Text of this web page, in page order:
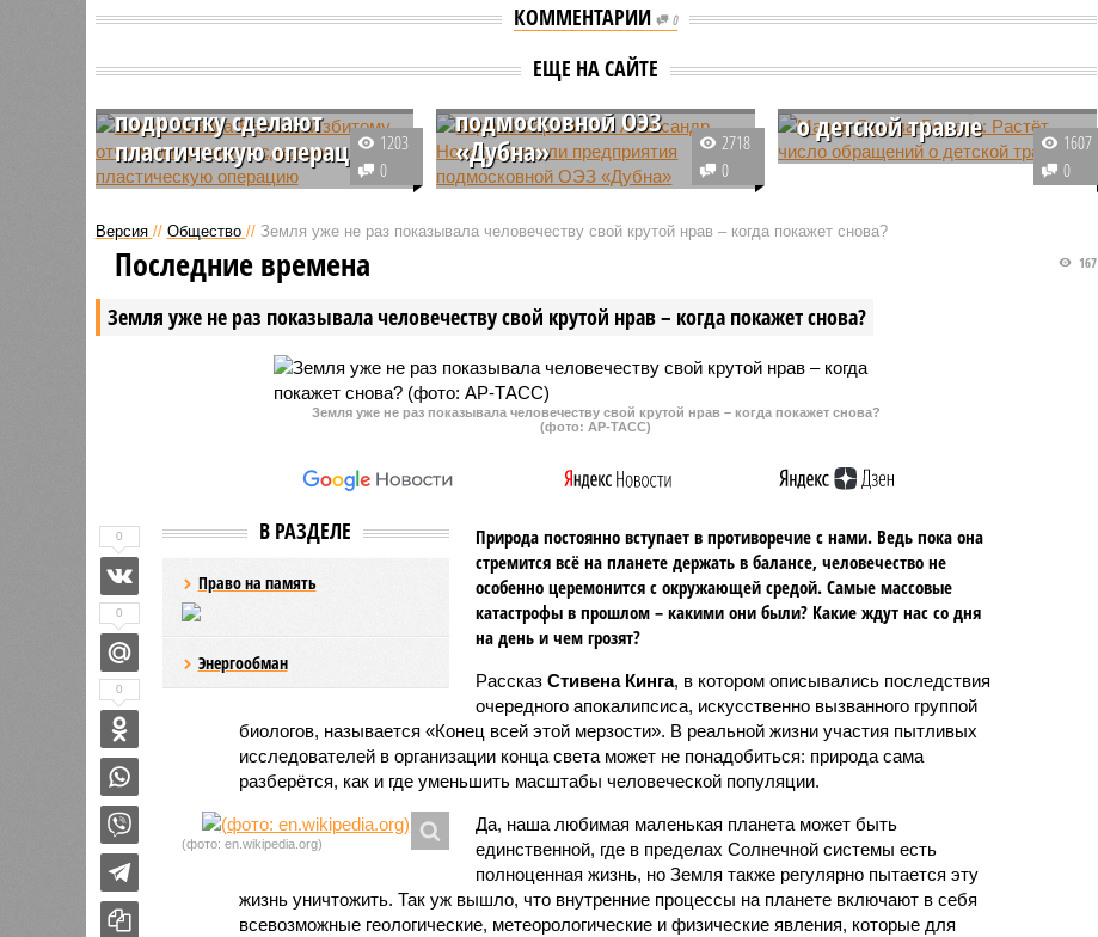
КОММЕНТАРИИ 0
ЕЩЕ НА САЙТЕ
Мария Львова-Белова:
подростку сделают
пластическую операцию
Уполномоченный по правам
Белова сообщила, что 12-
летнему мальчику из
Кемеровской области, которого
изуродовал отчим, сделают
1203
0
Андрей Воробьев и
Александр Новак
посетили предприятия
подмосковной ОЭЗ
«Дубна»
В рамках II Международного
зон, прошедшего в Дубне,
РФ Александр Новак лично
2718
0
Мария Львова-Белова:
о детской травле
Уполномоченная по правам
ребёнка в России Мария Львова-
году в аппарат поступило свыше
240 сообщений о случаях травли
1607
0
Версия // Общество // Земля уже не раз показывала человечеству свой крутой нрав – когда покажет снова?
Земля уже не раз показывала человечеству свой крутой нрав – когда покажет снова?
167
Последние времена
Земля уже не раз показывала человечеству свой крутой нрав – когда покажет снова?
(фото: АР-ТАСС)
В РАЗДЕЛЕ
Право на память
Энергообман
Природа постоянно вступает в противоречие с нами. Ведь пока она
стремится всё на планете держать в балансе, человечество не
особенно церемонится с окружающей средой. Самые массовые
катастрофы в прошлом – какими они были? Какие ждут нас со дня
на день и чем грозят?
Рассказ Стивена Кинга, в котором описывались последствия
очередного апокалипсиса, искусственно вызванного группой
биологов, называется «Конец всей этой мерзости». В реальной жизни участия пытливых
исследователей в организации конца света может не понадобиться: природа сама
разберётся, как и где уменьшить масштабы человеческой популяции.
(фото: en.wikipedia.org)
Да, наша любимая маленькая планета может быть
единственной, где в пределах Солнечной системы есть
полноценная жизнь, но Земля также регулярно пытается эту
жизнь уничтожить. Так уж вышло, что внутренние процессы на планете включают в себя
всевозможные геологические, метеорологические и физические явления, которые для
0
0
0